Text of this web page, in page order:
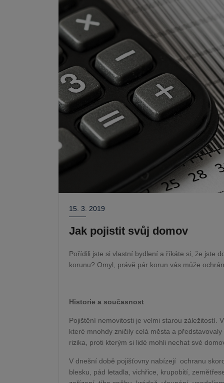
15. 3. 2019
Jak pojistit svůj domov
Pořídili jste si vlastní bydlení a říkáte si, že jste
korunu? Omyl, právě pár korun vás může
Historie a současnost
Pojištění nemovitosti je velmi starou záležitostí.
které mnohdy zničily celá města a
rizika, proti kterým si lidé mohli nechat své
V dnešní době pojišťovny nabízejí ochranu
blesku, pád letadla, vichřice, krupobití,